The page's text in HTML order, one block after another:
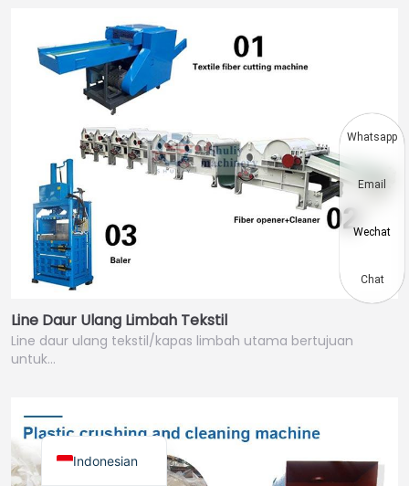
Line Daur Ulang Limbah Tekstil
Line daur ulang tekstil/kapas limbah utama bertujuan
untuk…
Indonesian
English
German
Portuguese
Russian
Spanish
Chinese
Hindi
Korean
Japanese
Vietnamese
Thai
Turkish
Whatsapp
Email
Wechat
Chat